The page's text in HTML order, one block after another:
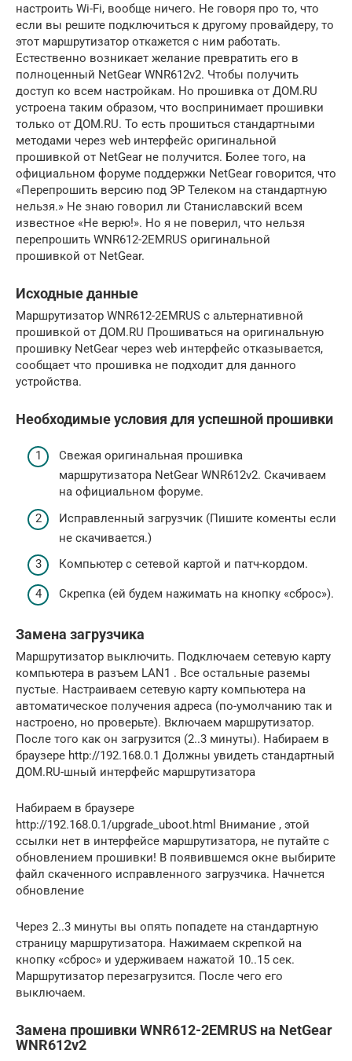
настроить Wi-Fi, вообще ничего. Не говоря про то, что
если вы решите подключиться к другому провайдеру, то
этот маршрутизатор откажется с ним работать.
Естественно возникает желание превратить его в
полноценный NetGear WNR612v2. Чтобы получить
доступ ко всем настройкам. Но прошивка от ДОМ.RU
устроена таким образом, что воспринимает прошивки
только от ДОМ.RU. То есть прошиться стандартными
методами через web интерфейс оригинальной
прошивкой от NetGear не получится. Более того, на
официальном форуме поддержки NetGear говорится, что
«Перепрошить версию под ЭР Телеком на стандартную
нельзя.» Не знаю говорил ли Станиславский всем
известное «Не верю!». Но я не поверил, что нельзя
перепрошить WNR612-2EMRUS оригинальной
прошивкой от NetGear.
Исходные данные
Маршрутизатор WNR612-2EMRUS с альтернативной
прошивкой от ДОМ.RU Прошиваться на оригинальную
прошивку NetGear через web интерфейс отказывается,
сообщает что прошивка не подходит для данного
устройства.
Необходимые условия для успешной прошивки
Свежая оригинальная прошивка
маршрутизатора NetGear WNR612v2. Скачиваем
на официальном форуме.
Исправленный загрузчик (Пишите коменты если
не скачивается.)
Компьютер с сетевой картой и патч-кордом.
Скрепка (ей будем нажимать на кнопку «сброс»).
Замена загрузчика
Маршрутизатор выключить. Подключаем сетевую карту
компьютера в разъем LAN1 . Все остальные раземы
пустые. Настраиваем сетевую карту компьютера на
автоматическое получения адреса (по-умолчанию так и
настроено, но проверьте). Включаем маршрутизатор.
После того как он загрузится (2..3 минуты). Набираем в
браузере http://192.168.0.1 Должны увидеть стандартный
ДОМ.RU-шный интерфейс маршрутизатора
Набираем в браузере
http://192.168.0.1/upgrade_uboot.html Внимание , этой
ссылки нет в интерфейсе маршрутизатора, не путайте с
обновлением прошивки! В появившемся окне выбирите
файл скаченного исправленного загрузчика. Начнется
обновление
Через 2..3 минуты вы опять попадете на стандартную
страницу маршрутизатора. Нажимаем скрепкой на
кнопку «сброс» и удерживаем нажатой 10..15 сек.
Маршрутизатор перезагрузится. После чего его
выключаем.
Замена прошивки WNR612-2EMRUS на NetGear
WNR612v2